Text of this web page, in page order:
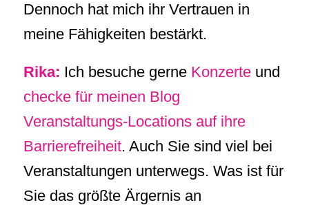
Dennoch hat mich ihr Vertrauen in
meine Fähigkeiten bestärkt.
Rika: Ich besuche gerne Konzerteund
checke für meinen Blog
Veranstaltungs-Locations auf ihre
Barrierefreiheit. Auch Sie sind viel bei
Veranstaltungen unterwegs. Was ist für
Sie das größte Ärgernis an